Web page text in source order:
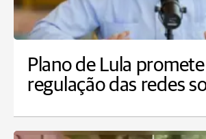
Plano de Lula promete
regulação das redes